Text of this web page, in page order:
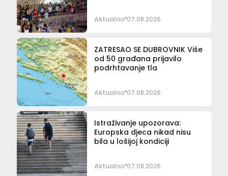
Aktualno 07.08.2026
ZATRESAO SE DUBROVNIK Više
od 50 građana prijavilo
podrhtavanje tla
Aktualno 07.08.2026
Istraživanje upozorava:
Europska djeca nikad nisu
bila u lošijoj kondiciji
Aktualno 07.08.2026